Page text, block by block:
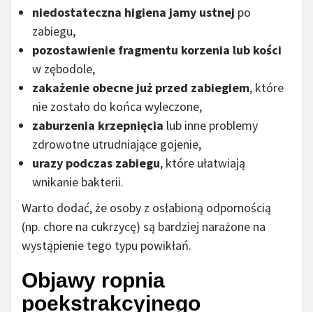
niedostateczna higiena jamy ustnej po
zabiegu,
pozostawienie fragmentu korzenia lub kości
w zębodole,
zakażenie obecne już przed zabiegiem, które
nie zostało do końca wyleczone,
zaburzenia krzepnięcia lub inne problemy
zdrowotne utrudniające gojenie,
urazy podczas zabiegu, które ułatwiają
wnikanie bakterii.
Warto dodać, że osoby z osłabioną odpornością
(np. chore na cukrzycę) są bardziej narażone na
wystąpienie tego typu powikłań.
Objawy ropnia
poekstrakcyjnego